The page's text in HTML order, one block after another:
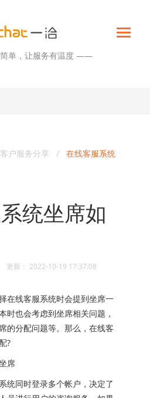
单，让服务有温度 ——
客户服务分享 / 在线客服系统
统坐席如
更新： 2022-10-19 17:37:08
线客服系统时会提到坐席一
时也会考虑到坐席相关问题，
的分配问题等。那么，在线客
?
席
同时登录多个帐户，决定了